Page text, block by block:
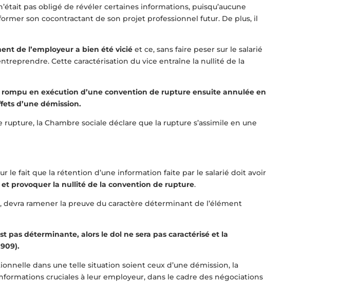
pas obligé de révéler certaines informations, puisqu’aucune
son cocontractant de son projet professionnel futur. De plus, il
de l’employeur a bien été viciéet ce, sans faire peser sur le salarié
Cette caractérisation du vice entraîne la nullité de la
en exécution d’une convention de rupture ensuite annulée en
d’une démission.
la Chambre sociale déclare que la rupture s’assimile en une
le fait que la rétention d’une information faite par le salarié doit avoir
et provoquer la nullité de la convention de rupture.
ramener la preuve du caractère déterminant de l’élément
pas déterminante, alors le dol ne sera pas caractérisé et la
dans une telle situation soient ceux d’une démission, la
cruciales à leur employeur, dans le cadre des négociations